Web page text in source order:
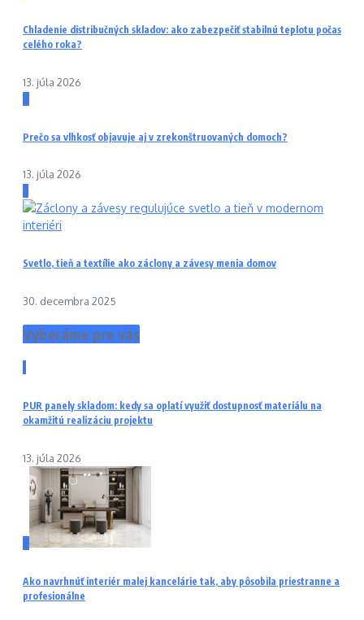
Chladenie distribučných skladov: ako zabezpečiť stabilnú teplotu počas
celého roka?
13. júla 2026
2
Prečo sa vlhkosť objavuje aj v zrekonštruovaných domoch?
13. júla 2026
3
Svetlo, tieň a textílie ako záclony a závesy menia domov
30. decembra 2025
Vyberáme pre vás
1
PUR panely skladom: kedy sa oplatí využiť dostupnosť materiálu na
okamžitú realizáciu projektu
13. júla 2026
2
Ako navrhnúť interiér malej kancelárie tak, aby pôsobila priestranne a
profesionálne